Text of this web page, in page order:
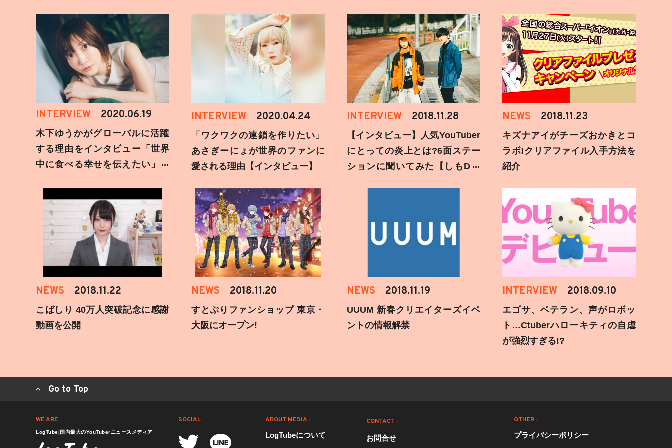
INTERVIEW 2020.06.19
木下ゆうかがグローバルに活躍
する理由をインタビュー「世界
中に食べる幸せを伝えたい」新
INTERVIEW 2020.04.24
「ワクワクの連鎖を作りたい」
あさぎーにょが世界のファンに
愛される理由【インタビュー】
INTERVIEW 2018.11.28
【インタビュー】人気YouTuber
にとっての炎上とは?6面ステー
ションに聞いてみた【しもD遅
NEWS 2018.11.23
キズナアイがチーズおかきとコ
ラボ!クリアファイル入手方法を
紹介
NEWS 2018.11.22
こばしり 40万人突破記念に感謝
動画を公開
NEWS 2018.11.20
すとぷりファンショップ 東京・
大阪にオープン!
NEWS 2018.11.19
UUUM 新春クリエイターズイベ
ントの情報解禁
INTERVIEW 2018.09.10
エゴサ、ベテラン、声がロボッ
ト…Ctuberハローキティの自虐
が強烈すぎる!?
Go to Top
WE ARE :
LogTube|国内最大のYouTuberニュースメディア
SOCIAL : ABOUT MEDIA :
LogTubeについて
CONTACT :
お問合せ
OTHER :
プライバシーポリシー